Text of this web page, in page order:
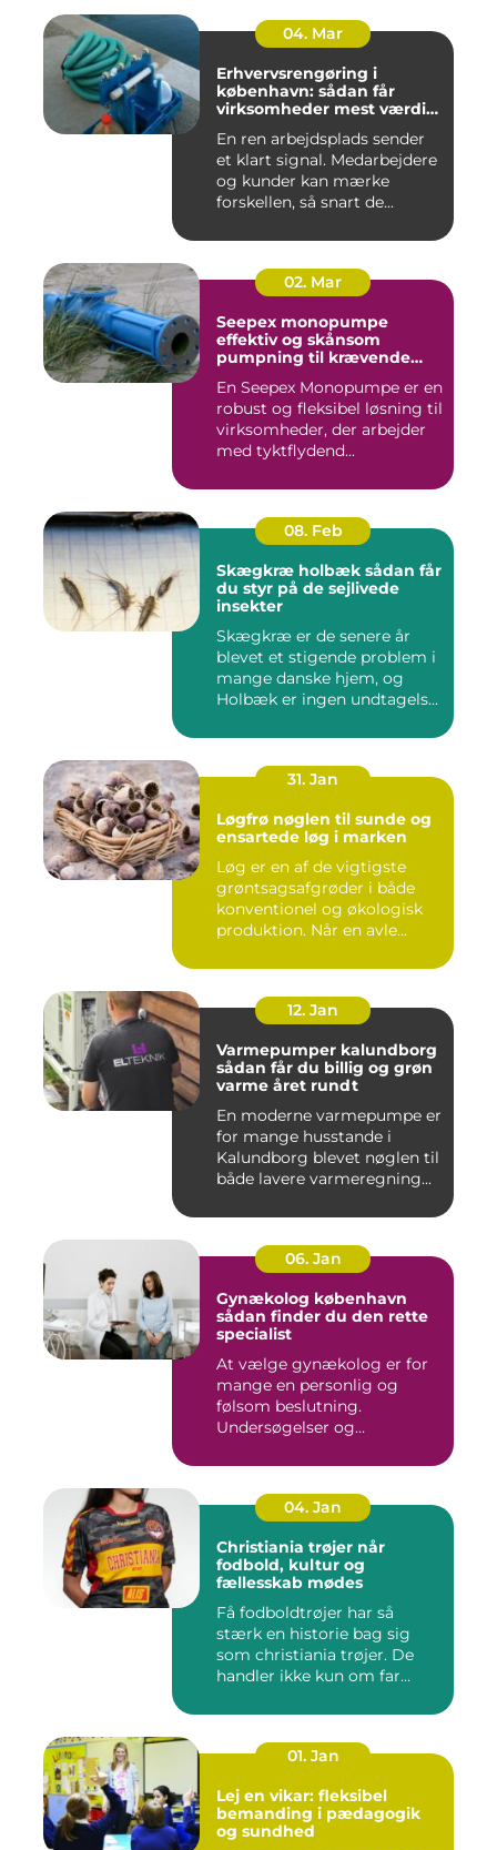
04. Mar
Erhvervsrengøring i
københavn: sådan får
virksomheder mest værdi
En ren arbejdsplads sender
et klart signal. Medarbejdere
og kunder kan mærke
forskellen, så snart de...
02. Mar
Seepex monopumpe
effektiv og skånsom
pumpning til krævende
En Seepex Monopumpe er en
robust og fleksibel løsning til
virksomheder, der arbejder
med tyktflydend...
08. Feb
Skægkræ holbæk sådan får
du styr på de sejlivede
insekter
Skægkræ er de senere år
blevet et stigende problem i
mange danske hjem, og
Holbæk er ingen undtagels...
31. Jan
Løgfrø nøglen til sunde og
ensartede løg i marken
Løg er en af de vigtigste
grøntsagsafgrøder i både
konventionel og økologisk
produktion. Når en avle...
12. Jan
Varmepumper kalundborg
sådan får du billig og grøn
varme året rundt
En moderne varmepumpe er
for mange husstande i
Kalundborg blevet nøglen til
både lavere varmeregning...
06. Jan
Gynækolog københavn
sådan finder du den rette
specialist
At vælge gynækolog er for
mange en personlig og
følsom beslutning.
Undersøgelser og
04. Jan
Christiania trøjer når
fodbold, kultur og
fællesskab mødes
Få fodboldtrøjer har så
stærk en historie bag sig
som christiania trøjer. De
handler ikke kun om far...
01. Jan
Lej en vikar: fleksibel
bemanding i pædagogik
og sundhed